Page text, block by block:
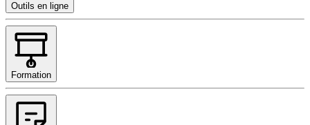
Outils en ligne
Formation